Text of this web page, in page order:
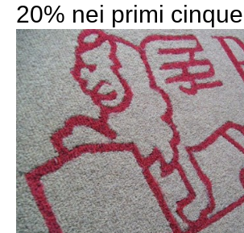
20% nei primi